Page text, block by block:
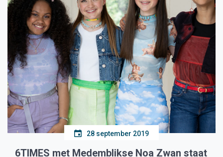
28 september 2019
6TIMES met Medemblikse Noa Zwan staat